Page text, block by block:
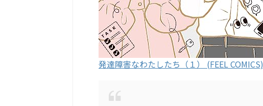
発達障害なわたしたち（１） (FEEL COMICS)